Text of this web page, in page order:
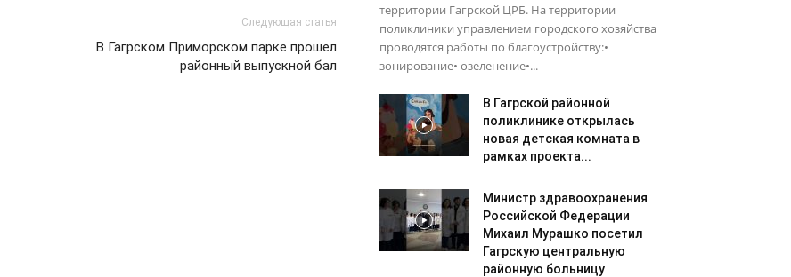
Следующая статья
В Гагрском Приморском парке прошел
районный выпускной бал
территории Гагрской ЦРБ. На территории
поликлиники управлением городского хозяйства
проводятся работы по благоустройству:•
зонирование• озеленение•...
В Гагрской районной
поликлинике открылась
новая детская комната в
рамках проекта...
Министр здравоохранения
Российской Федерации
Михаил Мурашко посетил
Гагрскую центральную
районную больницу